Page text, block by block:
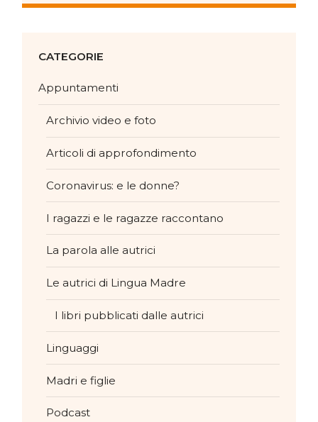
CATEGORIE
Appuntamenti
Archivio video e foto
Articoli di approfondimento
Coronavirus: e le donne?
I ragazzi e le ragazze raccontano
La parola alle autrici
Le autrici di Lingua Madre
I libri pubblicati dalle autrici
Linguaggi
Madri e figlie
Podcast